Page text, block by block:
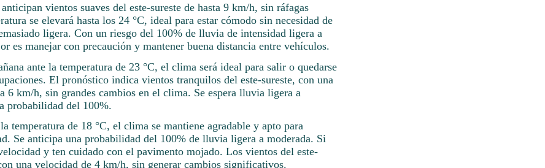
vientos suaves del este-sureste de hasta 9 km/h, sin ráfagas
se elevará hasta los 24 °C, ideal para estar cómodo sin necesidad de
ligera. Con un riesgo del 100% de lluvia de intensidad ligera a
es manejar con precaución y mantener buena distancia entre vehículos.
ante la temperatura de 23 °C, el clima será ideal para salir o quedarse
El pronóstico indica vientos tranquilos del este-sureste, con una
6 km/h, sin grandes cambios en el clima. Se espera lluvia ligera a
probabilidad del 100%.
temperatura de 18 °C, el clima se mantiene agradable y apto para
Se anticipa una probabilidad del 100% de lluvia ligera a moderada. Si
y ten cuidado con el pavimento mojado. Los vientos del este-
una velocidad de 4 km/h, sin generar cambios significativos.